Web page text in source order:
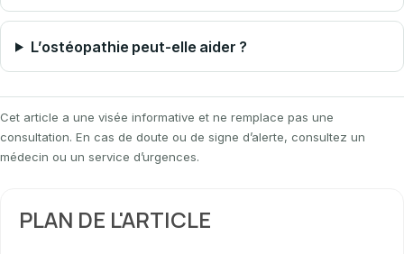
L’ostéopathie peut-elle aider ?
Cet article a une visée informative et ne remplace pas une
consultation. En cas de doute ou de signe d’alerte, consultez un
médecin ou un service d’urgences.
PLAN DE L'ARTICLE